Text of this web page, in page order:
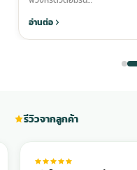
อ่านต่อ
รีวิวจากลูกค้า